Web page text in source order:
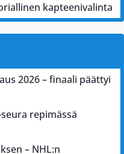
kapteenivalinta
2026 – finaali päättyi
repimässä
– NHL:n